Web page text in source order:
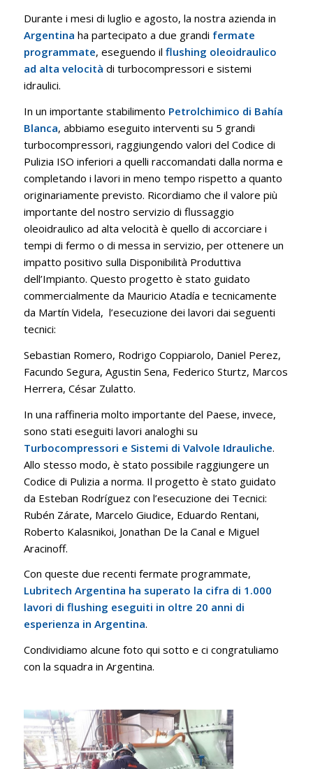
Durante i mesi di luglio e agosto, la nostra azienda in
Argentina ha partecipato a due grandi fermate
programmate, eseguendo il flushing oleoidraulico
ad alta velocità di turbocompressori e sistemi
idraulici.
In un importante stabilimento Petrolchimico di Bahía
Blanca, abbiamo eseguito interventi su 5 grandi
turbocompressori, raggiungendo valori del Codice di
Pulizia ISO inferiori a quelli raccomandati dalla norma e
completando i lavori in meno tempo rispetto a quanto
originariamente previsto. Ricordiamo che il valore più
importante del nostro servizio di flussaggio
oleoidraulico ad alta velocità è quello di accorciare i
tempi di fermo o di messa in servizio, per ottenere un
impatto positivo sulla Disponibilità Produttiva
dell’Impianto. Questo progetto è stato guidato
commercialmente da Mauricio Atadía e tecnicamente
da Martín Videla, l’esecuzione dei lavori dai seguenti
tecnici:
Sebastian Romero, Rodrigo Coppiarolo, Daniel Perez,
Facundo Segura, Agustin Sena, Federico Sturtz, Marcos
Herrera, César Zulatto.
In una raffineria molto importante del Paese, invece,
sono stati eseguiti lavori analoghi su
Turbocompressori e Sistemi di Valvole Idrauliche.
Allo stesso modo, è stato possibile raggiungere un
Codice di Pulizia a norma. Il progetto è stato guidato
da Esteban Rodríguez con l’esecuzione dei Tecnici:
Rubén Zárate, Marcelo Giudice, Eduardo Rentani,
Roberto Kalasnikoi, Jonathan De la Canal e Miguel
Aracinoff.
Con queste due recenti fermate programmate,
Lubritech Argentina ha superato la cifra di 1.000
lavori di flushing eseguiti in oltre 20 anni di
esperienza in Argentina.
Condividiamo alcune foto qui sotto e ci congratuliamo
con la squadra in Argentina.